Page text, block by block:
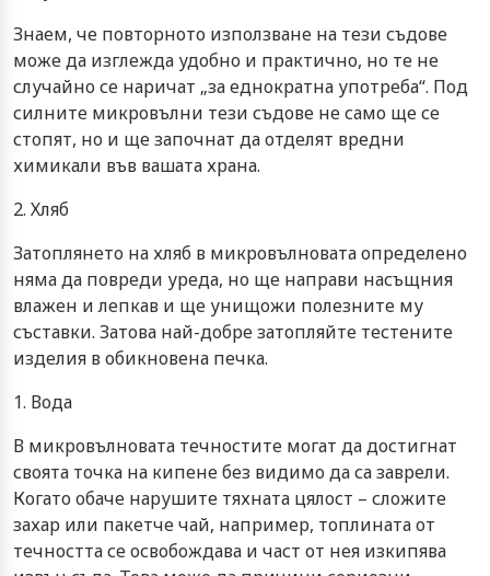
Знаем, че повторното използване на тези съдове
може да изглежда удобно и практично, но те не
случайно се наричат „за еднократна употреба“. Под
силните микровълни тези съдове не само ще се
стопят, но и ще започнат да отделят вредни
химикали във вашата храна.
2. Хляб
Затоплянето на хляб в микровълновата определено
няма да повреди уреда, но ще направи насъщния
влажен и лепкав и ще унищожи полезните му
съставки. Затова най-добре затопляйте тестените
изделия в обикновена печка.
1. Вода
В микровълновата течностите могат да достигнат
своята точка на кипене без видимо да са заврели.
Когато обаче нарушите тяхната цялост – сложите
захар или пакетче чай, например, топлината от
течността се освобождава и част от нея изкипява